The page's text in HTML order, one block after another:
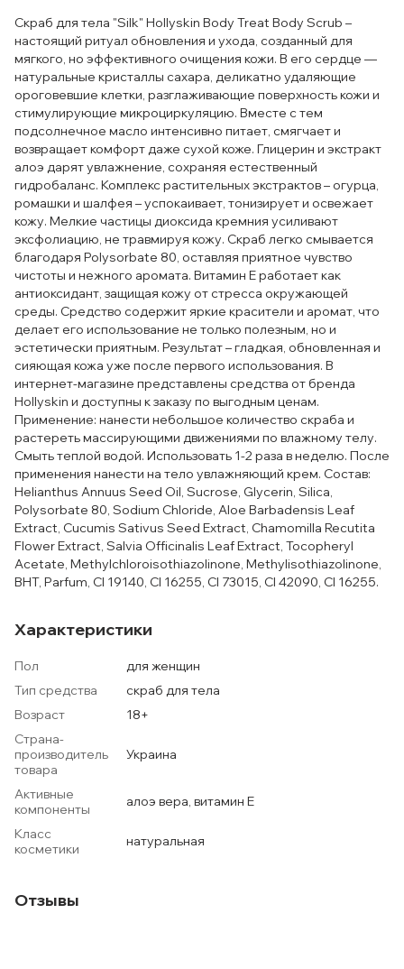
Скраб для тела "Silk" Hollyskin Body Treat Body Scrub –
настоящий ритуал обновления и ухода, созданный для
мягкого, но эффективного очищения кожи. В его сердце —
натуральные кристаллы сахара, деликатно удаляющие
ороговевшие клетки, разглаживающие поверхность кожи и
стимулирующие микроциркуляцию. Вместе с тем
подсолнечное масло интенсивно питает, смягчает и
возвращает комфорт даже сухой коже. Глицерин и экстракт
алоэ дарят увлажнение, сохраняя естественный
гидробаланс. Комплекс растительных экстрактов – огурца,
ромашки и шалфея – успокаивает, тонизирует и освежает
кожу. Мелкие частицы диоксида кремния усиливают
эксфолиацию, не травмируя кожу. Скраб легко смывается
благодаря Polysorbate 80, оставляя приятное чувство
чистоты и нежного аромата. Витамин Е работает как
антиоксидант, защищая кожу от стресса окружающей
среды. Средство содержит яркие красители и аромат, что
делает его использование не только полезным, но и
эстетически приятным. Результат – гладкая, обновленная и
сияющая кожа уже после первого использования. В
интернет-магазине представлены средства от бренда
Hollyskin и доступны к заказу по выгодным ценам.
Применение: нанести небольшое количество скраба и
растереть массирующими движениями по влажному телу.
Смыть теплой водой. Использовать 1-2 раза в неделю. После
применения нанести на тело увлажняющий крем. Состав:
Helianthus Annuus Seed Oil, Sucrose, Glycerin, Silica,
Polysorbate 80, Sodium Chloride, Aloe Barbadensis Leaf
Extract, Cucumis Sativus Seed Extract, Chamomilla Recutita
Flower Extract, Salvia Officinalis Leaf Extract, Tocopheryl
Acetate, Methylchloroisothiazolinone, Methylisothiazolinone,
BHT, Parfum, CI 19140, CI 16255, CI 73015, CI 42090, CI 16255.
Характеристики
Пол
для женщин
Тип средства
скраб для тела
Возраст
18+
Страна-
производитель
товара
Украина
Активные
компоненты
алоэ вера, витамин Е
Класс
косметики
натуральная
Отзывы